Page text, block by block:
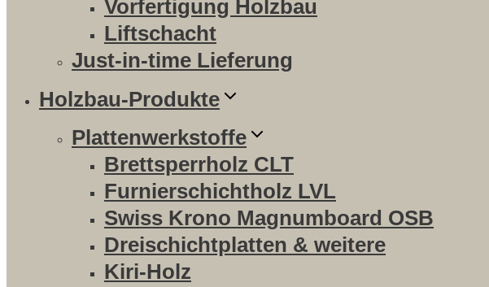
Vorfertigung Holzbau
Liftschacht
Just-in-time Lieferung
Holzbau-Produkte
Plattenwerkstoffe
Brettsperrholz CLT
Furnierschichtholz LVL
Swiss Krono Magnumboard OSB
Dreischichtplatten & weitere
Kiri-Holz